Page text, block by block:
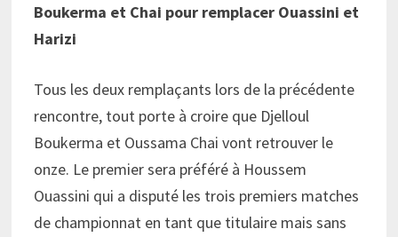
Boukerma et Chai pour remplacer Ouassini et
Harizi
Tous les deux remplaçants lors de la précédente
rencontre, tout porte à croire que Djelloul
Boukerma et Oussama Chai vont retrouver le
onze. Le premier sera préféré à Houssem
Ouassini qui a disputé les trois premiers matches
de championnat en tant que titulaire mais sans